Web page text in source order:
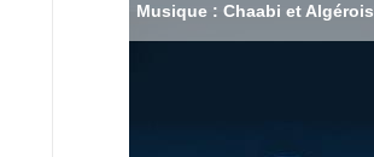
Musique : Chaabi et Algérois